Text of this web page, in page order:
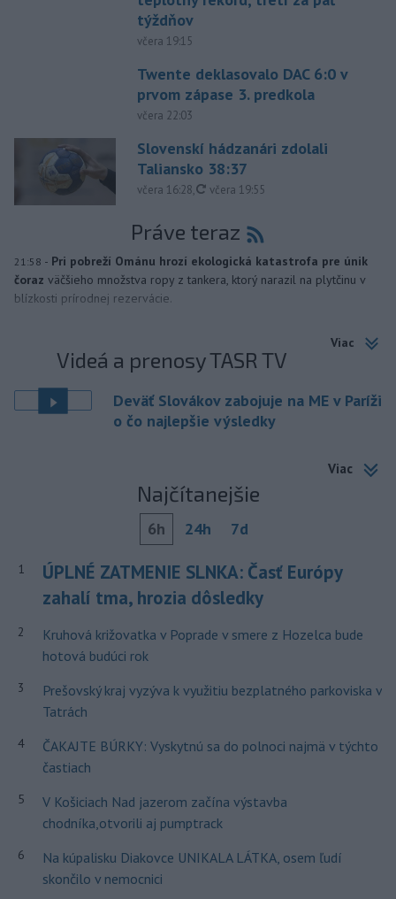
týždňov
včera 19:15
Twente deklasovalo DAC 6:0 v
prvom zápase 3. predkola
včera 22:03
Slovenskí hádzanári zdolali
Taliansko 38:37
včera 16:28, aktualizované
včera 19:55
Práve teraz
21:58 - Pri pobreží Ománu hrozí ekologická katastrofa pre únik
čoraz väčšieho množstva ropy z tankera, ktorý narazil na plytčinu v
blízkosti prírodnej rezervácie.
Viac
Videá a prenosy TASR TV
Deväť Slovákov zabojuje na ME v Paríži
o čo najlepšie výsledky
Viac
Najčítanejšie
6h 24h 7d
1
ÚPLNÉ ZATMENIE SLNKA: Časť Európy
zahalí tma, hrozia dôsledky
2
Kruhová križovatka v Poprade v smere z Hozelca bude
hotová budúci rok
3
Prešovský kraj vyzýva k využitiu bezplatného parkoviska v
Tatrách
4
ČAKAJTE BÚRKY: Vyskytnú sa do polnoci najmä v týchto
častiach
5
V Košiciach Nad jazerom začína výstavba
chodníka,otvorili aj pumptrack
6
Na kúpalisku Diakovce UNIKALA LÁTKA, osem ľudí
skončilo v nemocnici